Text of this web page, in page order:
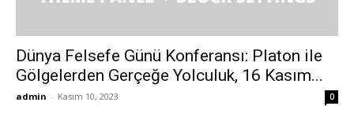
Dünya Felsefe Günü Konferansı: Platon ile
Gölgelerden Gerçeğe Yolculuk, 16 Kasım...
admin - Kasım 10, 2023 0